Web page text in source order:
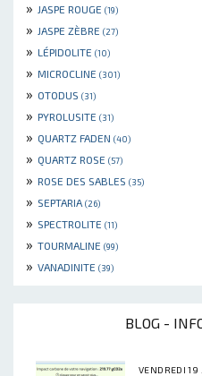
» JASPE ROUGE (19)
» JASPE ZÈBRE (27)
» LÉPIDOLITE (10)
» MICROCLINE (301)
» OTODUS (31)
» PYROLUSITE (31)
» QUARTZ FADEN (40)
» QUARTZ ROSE (57)
» ROSE DES SABLES (35)
» SEPTARIA (26)
» SPECTROLITE (11)
» TOURMALINE (99)
» VANADINITE (39)
BLOG -
VENDREDI